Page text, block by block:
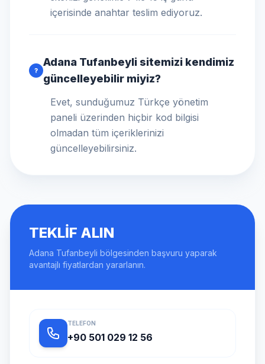
içerisinde anahtar teslim ediyoruz.
?
Adana Tufanbeyli sitemizi kendimiz
güncelleyebilir miyiz?
Evet, sunduğumuz Türkçe yönetim
paneli üzerinden hiçbir kod bilgisi
olmadan tüm içeriklerinizi
güncelleyebilirsiniz.
TEKLIF ALIN
Adana Tufanbeyli bölgesinden başvuru yaparak
avantajlı fiyatlardan yararlanın.
TELEFON
+90 501 029 12 56